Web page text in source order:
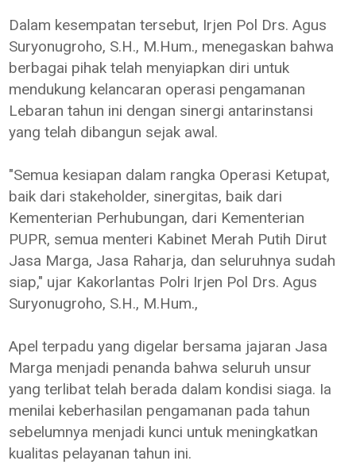
Dalam kesempatan tersebut, Irjen Pol Drs. Agus
Suryonugroho, S.H., M.Hum., menegaskan bahwa
berbagai pihak telah menyiapkan diri untuk
mendukung kelancaran operasi pengamanan
Lebaran tahun ini dengan sinergi antarinstansi
yang telah dibangun sejak awal.
"Semua kesiapan dalam rangka Operasi Ketupat,
baik dari stakeholder, sinergitas, baik dari
Kementerian Perhubungan, dari Kementerian
PUPR, semua menteri Kabinet Merah Putih Dirut
Jasa Marga, Jasa Raharja, dan seluruhnya sudah
siap," ujar Kakorlantas Polri Irjen Pol Drs. Agus
Suryonugroho, S.H., M.Hum.,
Apel terpadu yang digelar bersama jajaran Jasa
Marga menjadi penanda bahwa seluruh unsur
yang terlibat telah berada dalam kondisi siaga. Ia
menilai keberhasilan pengamanan pada tahun
sebelumnya menjadi kunci untuk meningkatkan
kualitas pelayanan tahun ini.